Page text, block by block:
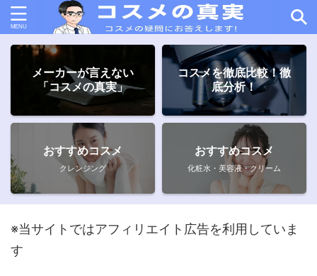
メーカーが言えない
「コスメの真実」
コスメを徹底比較！徹
底分析！
おすすめコスメ
クレンジング
おすすめコスメ
化粧水・美容液・クリーム
※当サイトではアフィリエイト広告を利用していま
す